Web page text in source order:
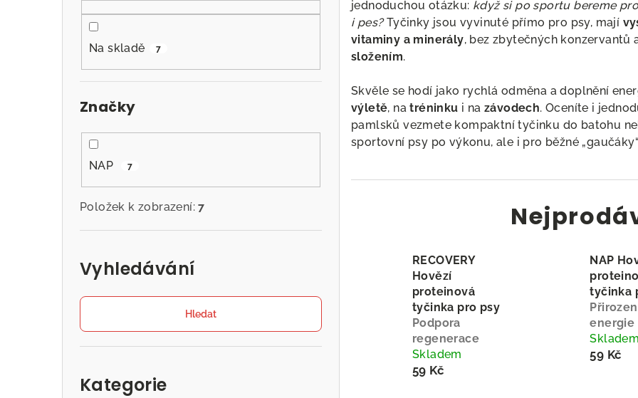
Na skladě 7
Značky
NAP 7
Položek k zobrazení:7
Vyhledávání
Hledat
Kategorie
jednoduchou otázku: když si po sportu bereme
i pes?Tyčinky jsou vyvinuté přímo pro psy, mají
vitaminy a minerály, bez zbytečných konzervantů
složením.
Skvěle se hodí jako rychlá odměna a doplnění
výletě, natréninku i nazávodech. Oceníte i
pamlsků vezmete kompaktní tyčinku do batohu
sportovní psy po výkonu, ale i pro běžné
RECOVERY
Hovězí
proteinová
tyčinka pro psy
Podpora
regenerace
Skladem
59 Kč
NAP
tyčinka
energie
Skladem
59 Kč